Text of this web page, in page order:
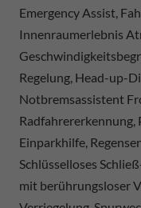
Emergency Assist,
Innenraumerlebnis
Regelung, Head-up-
Notbremsassistent
Radfahrererkennung,
Einparkhilfe,
Schlüsselloses
mit berührungsloser